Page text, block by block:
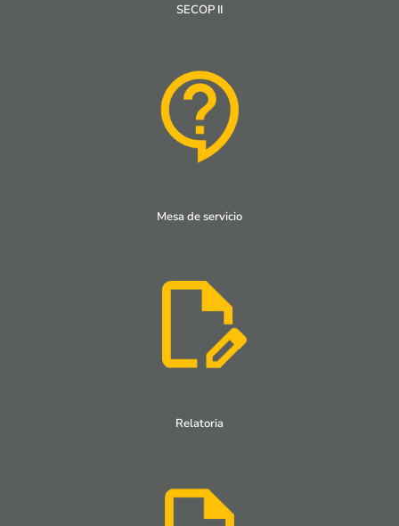
SECOP II
Mesa de servicio
Relatoria